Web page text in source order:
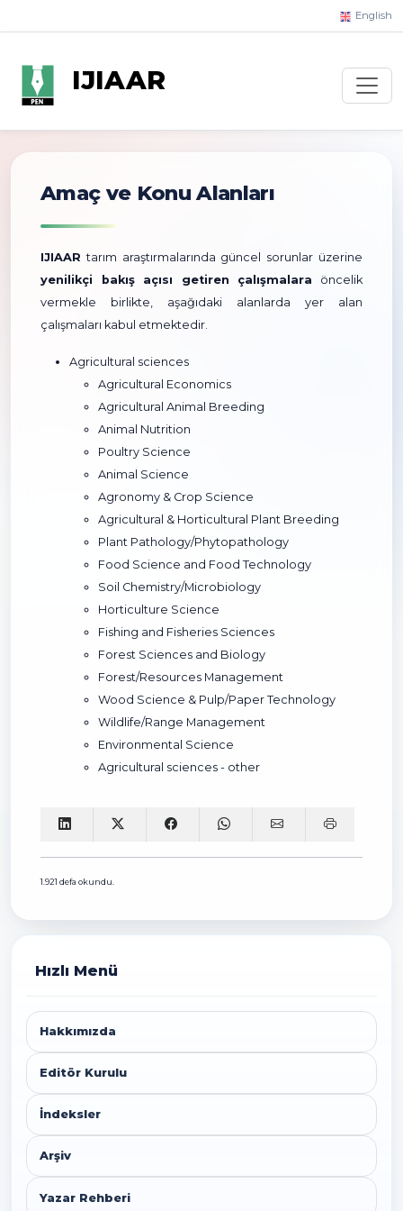
English
IJIAAR
Amaç ve Konu Alanları
IJIAAR tarım araştırmalarında güncel sorunlar üzerine
yenilikçi bakış açısı getiren çalışmalara öncelik
vermekle birlikte, aşağıdaki alanlarda yer alan
çalışmaları kabul etmektedir.
Agricultural sciences
Agricultural Economics
Agricultural Animal Breeding
Animal Nutrition
Poultry Science
Animal Science
Agronomy & Crop Science
Agricultural & Horticultural Plant Breeding
Plant Pathology/Phytopathology
Food Science and Food Technology
Soil Chemistry/Microbiology
Horticulture Science
Fishing and Fisheries Sciences
Forest Sciences and Biology
Forest/Resources Management
Wood Science & Pulp/Paper Technology
Wildlife/Range Management
Environmental Science
Agricultural sciences - other
1.921 defa okundu.
Hızlı Menü
Hakkımızda
Editör Kurulu
İndeksler
Arşiv
Yazar Rehberi